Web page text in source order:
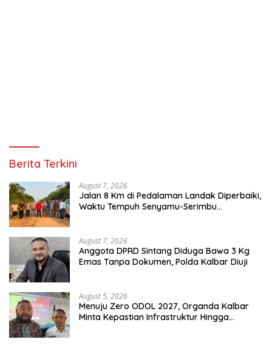
Berita Terkini
August 7, 2026
Jalan 8 Km di Pedalaman Landak Diperbaiki,
Waktu Tempuh Senyamu-Serimbu
August 7, 2026
Anggota DPRD Sintang Diduga Bawa 3 Kg
Emas Tanpa Dokumen, Polda Kalbar Diuji
August 5, 2026
Menuju Zero ODOL 2027, Organda Kalbar
Minta Kepastian Infrastruktur Hingga